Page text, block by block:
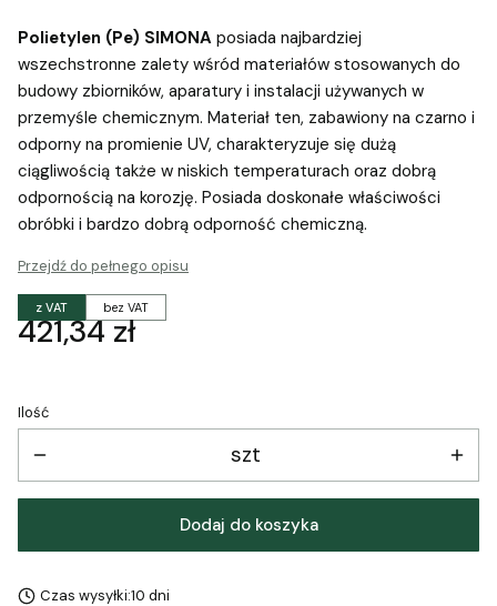
Polietylen (Pe) SIMONA posiada najbardziej
wszechstronne zalety wśród materiałów stosowanych do
budowy zbiorników, aparatury i instalacji używanych w
przemyśle chemicznym. Materiał ten, zabawiony na czarno i
odporny na promienie UV, charakteryzuje się dużą
ciągliwością także w niskich temperaturach oraz dobrą
odpornością na korozję. Posiada doskonałe właściwości
obróbki i bardzo dobrą odporność chemiczną.
Przejdź do pełnego opisu
z VAT bez VAT
Cena
421,34 zł
Ilość
szt
Dodaj do koszyka
Czas wysyłki:10 dni